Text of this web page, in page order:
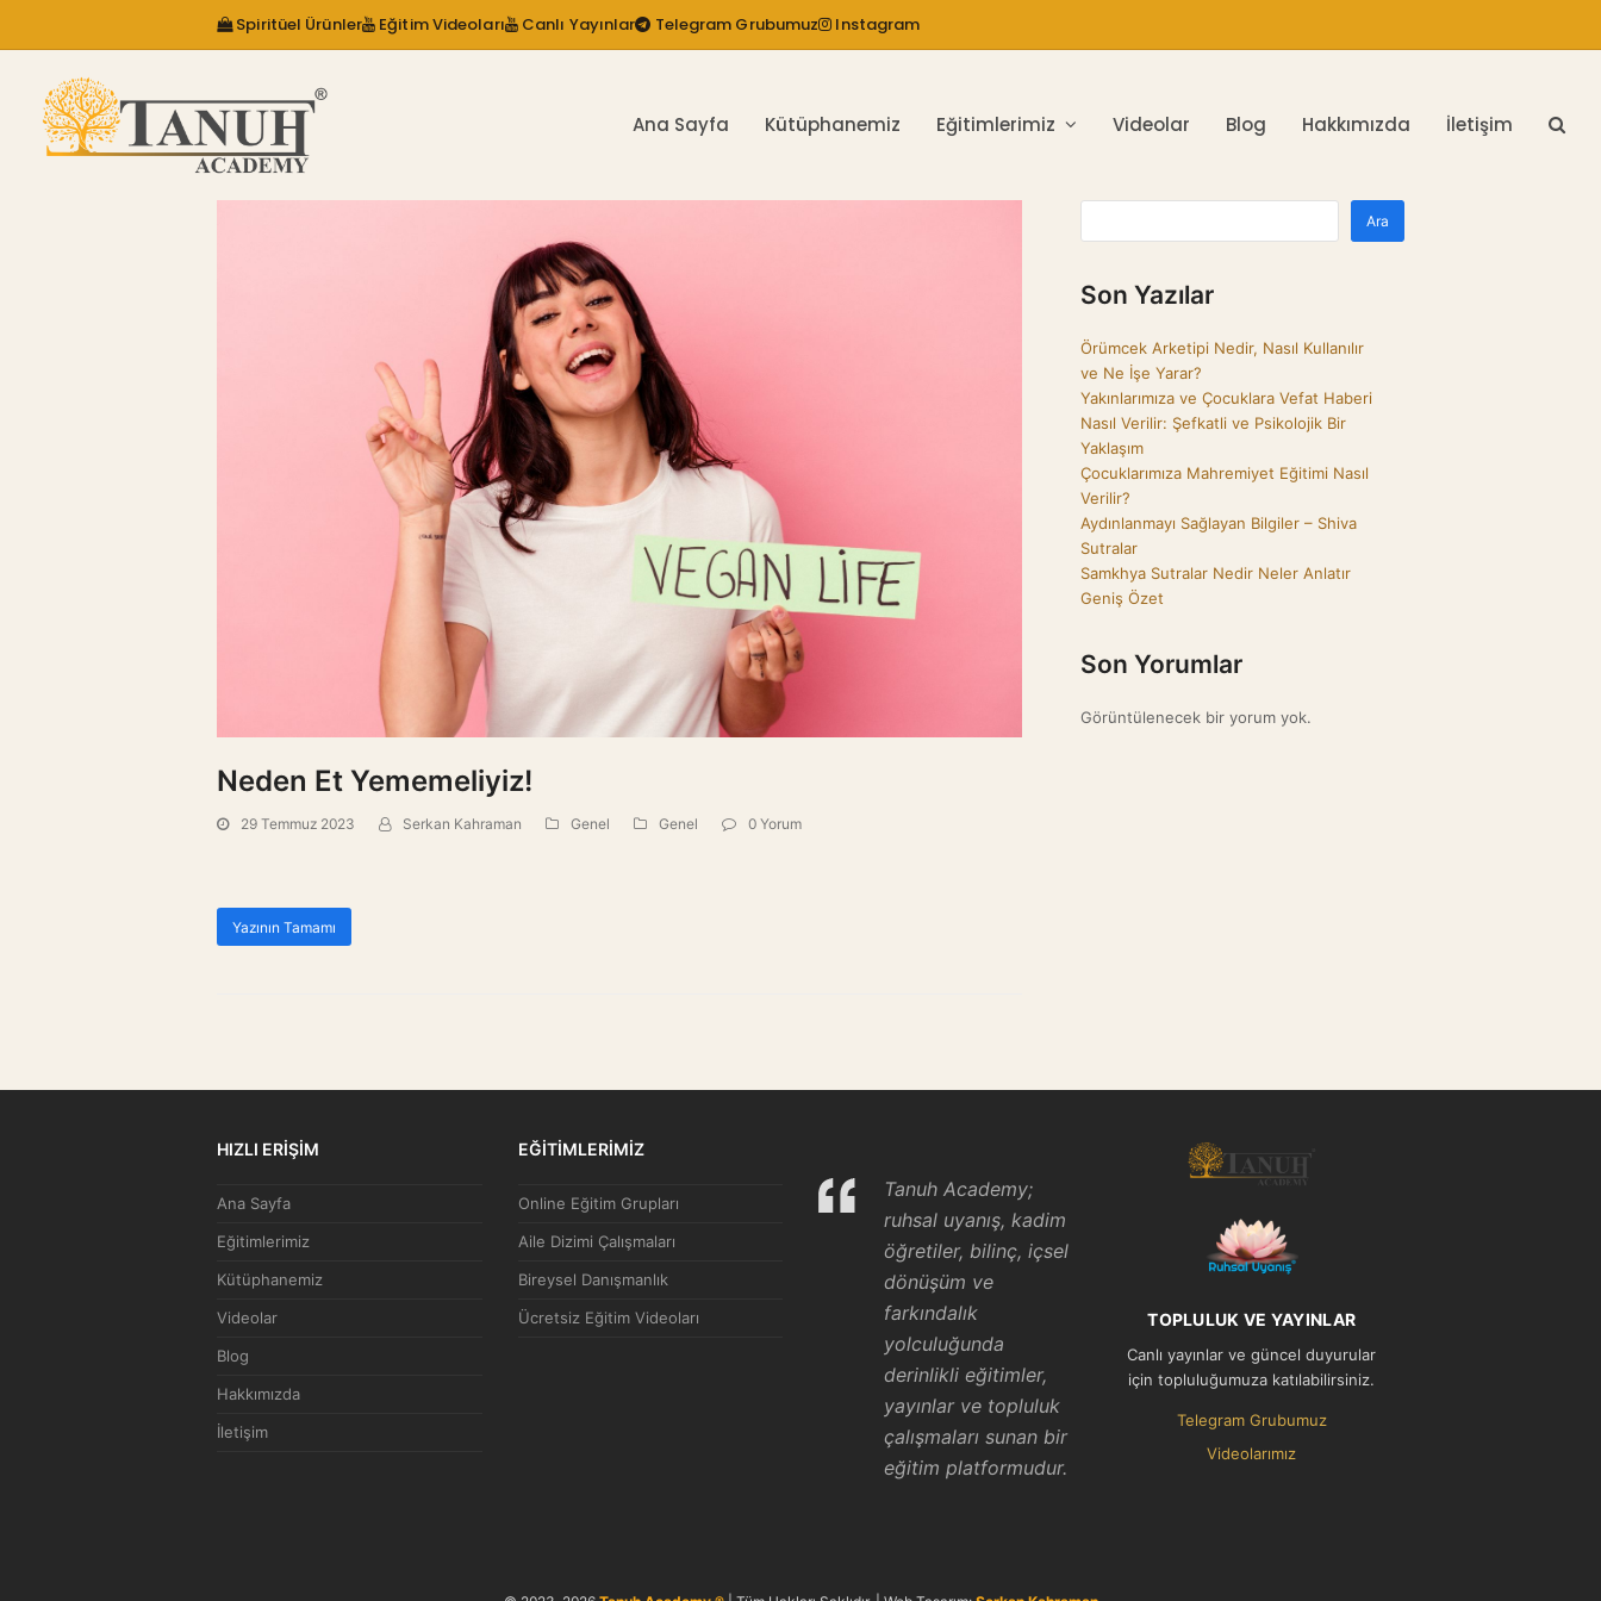
Spiritüel Ürünler Eğitim Videoları Canlı Yayınlar Telegram Grubumuz Instagram
Ana Sayfa Kütüphanemiz Eğitimlerimiz Videolar Blog Hakkımızda İletişim
Neden Et Yememeliyiz!
29 Temmuz 2023 Serkan Kahraman Genel Genel 0 Yorum
Yazının Tamamı
Ara
Son Yazılar
Örümcek Arketipi Nedir, Nasıl Kullanılır
ve Ne İşe Yarar?
Yakınlarımıza ve Çocuklara Vefat Haberi
Nasıl Verilir: Şefkatli ve Psikolojik Bir
Yaklaşım
Çocuklarımıza Mahremiyet Eğitimi Nasıl
Verilir?
Aydınlanmayı Sağlayan Bilgiler – Shiva
Sutralar
Samkhya Sutralar Nedir Neler Anlatır
Geniş Özet
Son Yorumlar
Görüntülenecek bir yorum yok.
HIZLI ERİŞİM
Ana Sayfa
Eğitimlerimiz
Kütüphanemiz
Videolar
Blog
Hakkımızda
İletişim
EĞİTİMLERİMİZ
Online Eğitim Grupları
Aile Dizimi Çalışmaları
Bireysel Danışmanlık
Ücretsiz Eğitim Videoları
Tanuh Academy;
ruhsal uyanış, kadim
öğretiler, bilinç, içsel
dönüşüm ve
farkındalık
yolculuğunda
derinlikli eğitimler,
yayınlar ve topluluk
çalışmaları sunan bir
eğitim platformudur.
TOPLULUK VE YAYINLAR
Canlı yayınlar ve güncel duyurular
için topluluğumuza katılabilirsiniz.
Telegram Grubumuz
Videolarımız